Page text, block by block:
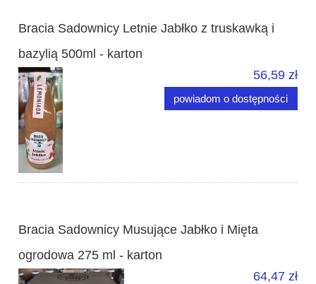
Bracia Sadownicy Letnie Jabłko z truskawką i
bazylią 500ml - karton
56,59 zł
powiadom o dostępności
Bracia Sadownicy Musujące Jabłko i Mięta
ogrodowa 275 ml - karton
64,47 zł